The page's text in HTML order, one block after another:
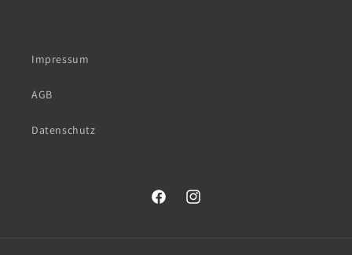
Impressum
AGB
Datenschutz
FacebookInstagram